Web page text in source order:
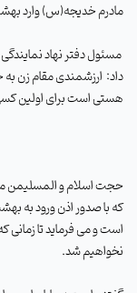
مادرم خدیجه(س) وارد
مسئول دفتر نهاد
داد: ارزشمندی مقام زن به
هستی است برای اولین
حجت اسلام و المسلیمن
که با صدور اذن ورود به
است و می فرماید تا
نخواهیم شد.